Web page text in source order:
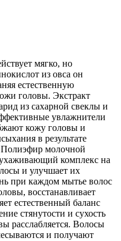
мягко, но
из овса он
естественную
головы. Экстракт
из сахарной свеклы и
увлажнители
кожу головы и
в результате
молочной
комплекс на
и улучшает их
при каждом мытье волос
восстанавливает
естественный баланс
стянутости и сухость
расслабляется. Волосы
и получают